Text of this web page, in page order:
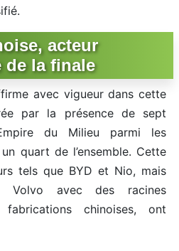
acteur
la finale
avec vigueur dans cette
par la présence de sept
du Milieu parmi les
quart de l’ensemble. Cette
tels que BYD et Nio, mais
Volvo avec des racines
chinoises, ont